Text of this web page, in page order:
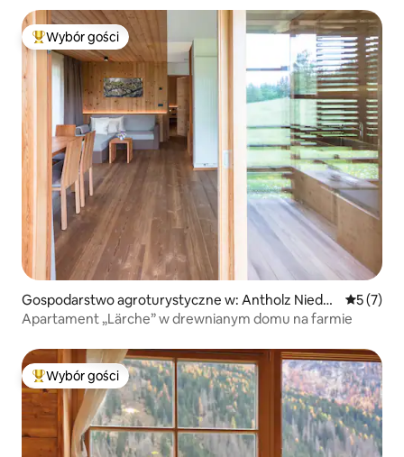
Najpopularniejsze z kategorii Wybór gości
Wybór gości
Gospodarstwo agroturystyczne w: Antholz Nieder
tal
Średnia
5 (7)
Apartament „Lärche” w drewnianym domu na farmie
Najpopularniejsze z kategorii Wybór gości
Wybór gości